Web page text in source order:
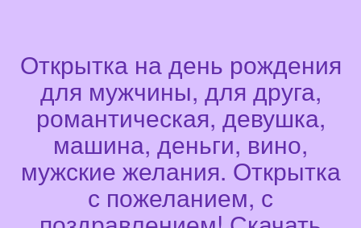
Открытка на день рождения
для мужчины, для друга,
романтическая, девушка,
машина, деньги, вино,
мужские желания. Открытка
с пожеланием, с